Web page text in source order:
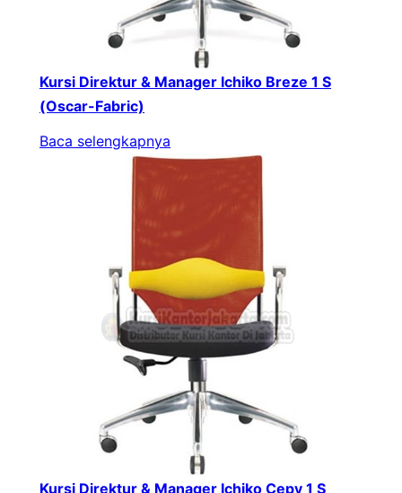
Kursi Direktur & Manager Ichiko Breze 1 S
(Oscar-Fabric)
Baca selengkapnya
Kursi Direktur & Manager Ichiko Cepy 1 S